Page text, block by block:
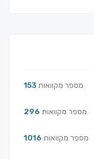
153 מספר מקוואות
296 מספר מקוואות
1016 מספר מקוואות